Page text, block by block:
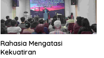
Rahasia Mengatasi
Kekuatiran